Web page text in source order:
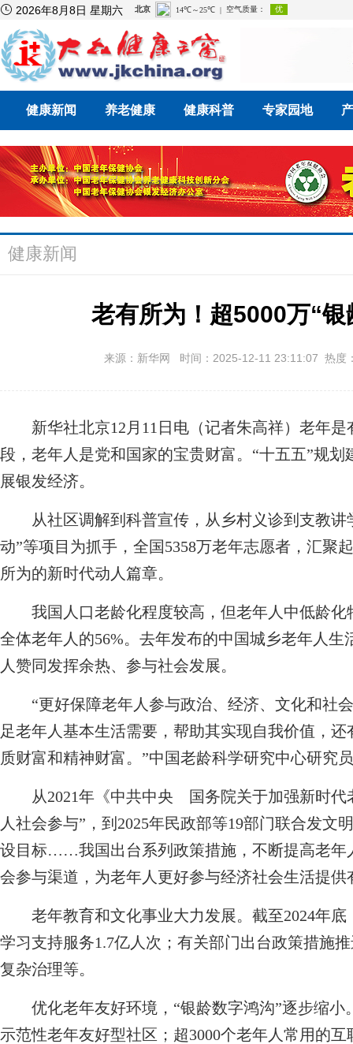
 2026年8月8日 星期六
健康新闻 养老健康 健康科普 专家园地
健康新闻
老有所为！超5000万“
来源：新华网 时间：2025-12-11 23:11:07 热度
新华社北京12月11日电（记者朱高祥）老年是
段，老年人是党和国家的宝贵财富。“十五五”规
展银发经济。
从社区调解到科普宣传，从乡村义诊到支教讲
动”等项目为抓手，全国5358万老年志愿者，汇聚
所为的新时代动人篇章。
我国人口老龄化程度较高，但老年人中低龄化
全体老年人的56%。去年发布的中国城乡老年人
人赞同发挥余热、参与社会发展。
“更好保障老年人参与政治、经济、文化和社
足老年人基本生活需要，帮助其实现自我价值，
质财富和精神财富。”中国老龄科学研究中心研究
从2021年《中共中央 国务院关于加强新时代
人社会参与”，到2025年民政部等19部门联合发文
设目标……我国出台系列政策措施，不断提高老年
会参与渠道，为老年人更好参与经济社会生活提供
老年教育和文化事业大力发展。截至2024年底
学习支持服务1.7亿人次；有关部门出台政策措施
复杂治理等。
优化老年友好环境，“银龄数字鸿沟”逐步缩小
示范性老年友好型社区；超3000个老年人常用的